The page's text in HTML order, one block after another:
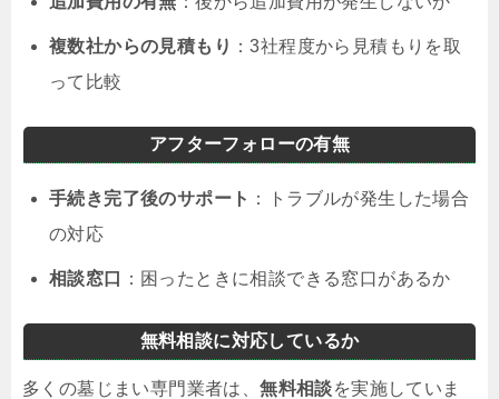
複数社からの見積もり ：3社程度から見積もりを取
って比較
アフターフォローの有無
手続き完了後のサポート ：トラブルが発生した場合
の対応
相談窓口 ：困ったときに相談できる窓口があるか
無料相談に対応しているか
多くの墓じまい専門業者は、無料相談を実施していま